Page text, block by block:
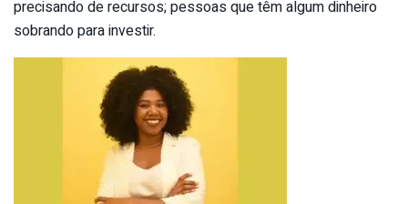
precisando de recursos; pessoas que têm algum dinheiro
sobrando para investir.